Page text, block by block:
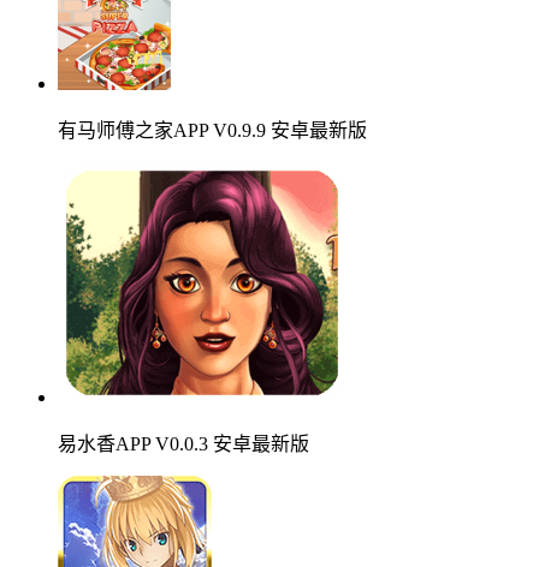
有马师傅之家APP V0.9.9 安卓最新版
易水香APP V0.0.3 安卓最新版